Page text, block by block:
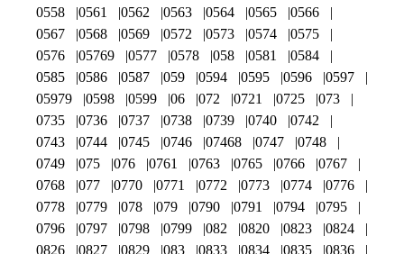
0558
0561 0562 0563 0564 0565
0566
0567
0568 0569 0572 0573 0574
0575
0576
05769 0577 0578 058 0581
0584
0585
0586 0587 059 0594 0595 0596
0597
05979
0598 0599 06 072 0721 0725
073
0735
0736 0737 0738 0739 0740
0742
0743
0744 0745 0746 07468 0747
0748
0749
075 076 0761 0763 0765 0766
0767
0768
077 0770 0771 0772 0773 0774
0776
0778
0779 078 079 0790 0791 0794
0795
0796
0797 0798 0799 082 0820 0823
0824
0826
0827 0829 083 0833 0834 0835
0836